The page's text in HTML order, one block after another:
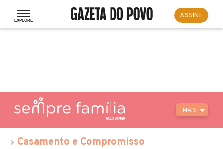
ASSINE
MAIS
Casamento e Compromisso